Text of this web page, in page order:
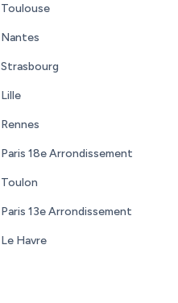
Toulouse
Nantes
Strasbourg
Lille
Rennes
Paris 18e Arrondissement
Toulon
Paris 13e Arrondissement
Le Havre